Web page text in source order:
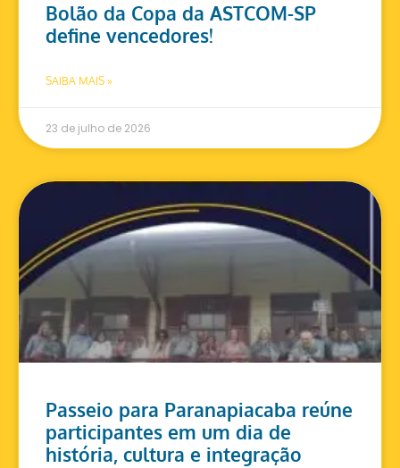
Bolão da Copa da ASTCOM-SP
define vencedores!
SAIBA MAIS »
23 de julho de 2026
Passeio para Paranapiacaba reúne
participantes em um dia de
história, cultura e integração